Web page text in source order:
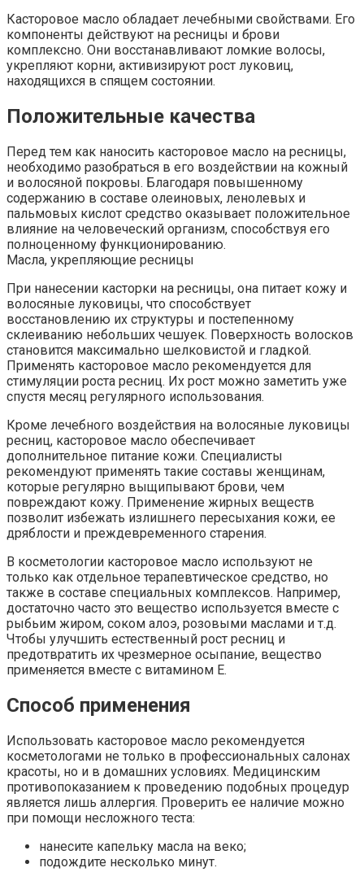
Касторовое масло обладает лечебными свойствами. Его
компоненты действуют на ресницы и брови
комплексно. Они восстанавливают ломкие волосы,
укрепляют корни, активизируют рост луковиц,
находящихся в спящем состоянии.
Положительные качества
Перед тем как наносить касторовое масло на ресницы,
необходимо разобраться в его воздействии на кожный
и волосяной покровы. Благодаря повышенному
содержанию в составе олеиновых, ленолевых и
пальмовых кислот средство оказывает положительное
влияние на человеческий организм, способствуя его
полноценному функционированию.
Масла, укрепляющие ресницы
При нанесении касторки на ресницы, она питает кожу и
волосяные луковицы, что способствует
восстановлению их структуры и постепенному
склеиванию небольших чешуек. Поверхность волосков
становится максимально шелковистой и гладкой.
Применять касторовое масло рекомендуется для
стимуляции роста ресниц. Их рост можно заметить уже
спустя месяц регулярного использования.
Кроме лечебного воздействия на волосяные луковицы
ресниц, касторовое масло обеспечивает
дополнительное питание кожи. Специалисты
рекомендуют применять такие составы женщинам,
которые регулярно выщипывают брови, чем
повреждают кожу. Применение жирных веществ
позволит избежать излишнего пересыхания кожи, ее
дряблости и преждевременного старения.
В косметологии касторовое масло используют не
только как отдельное терапевтическое средство, но
также в составе специальных комплексов. Например,
достаточно часто это вещество используется вместе с
рыбьим жиром, соком алоэ, розовыми маслами и т.д.
Чтобы улучшить естественный рост ресниц и
предотвратить их чрезмерное осыпание, вещество
применяется вместе с витамином Е.
Способ применения
Использовать касторовое масло рекомендуется
косметологами не только в профессиональных салонах
красоты, но и в домашних условиях. Медицинским
противопоказанием к проведению подобных процедур
является лишь аллергия. Проверить ее наличие можно
при помощи несложного теста:
нанесите капельку масла на веко;
подождите несколько минут.